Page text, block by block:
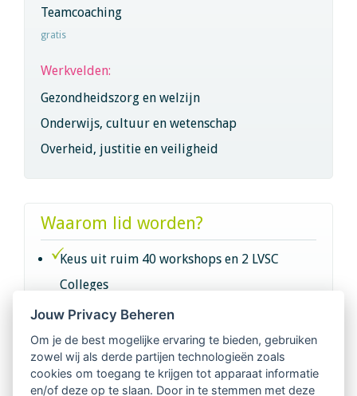
Teamcoaching
gratis
Werkvelden:
Gezondheidszorg en welzijn
Onderwijs, cultuur en wetenschap
Overheid, justitie en veiligheid
Waarom lid worden?
Keus uit ruim 40 workshops en 2 LVSC
Colleges
Intervisie met geregistreerde vakgenoten
Netwerk van 2100 professionals in 14
regio's
Jouw Privacy Beheren
Om je de best mogelijke ervaring te bieden, gebruiken
zowel wij als derde partijen technologieën zoals
cookies om toegang te krijgen tot apparaat informatie
en/of deze op te slaan. Door in te stemmen met deze